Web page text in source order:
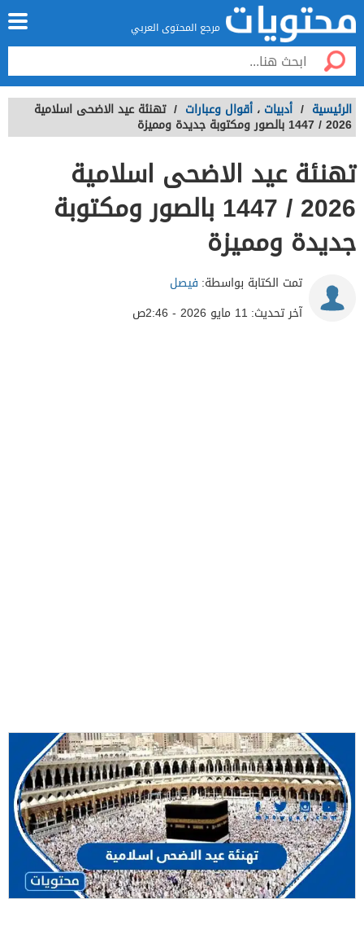
مرجع المحتوى العربي
الرئيسية / أدبيات ، أقوال وعبارات / تهنئة عيد الاضحى اسلامية
2026 / 1447 بالصور ومكتوبة جديدة ومميزة
تهنئة عيد الاضحى اسلامية
2026 / 1447 بالصور ومكتوبة
جديدة ومميزة
تمت الكتابة بواسطة: فيصل
آخر تحديث: 11 مايو 2026 - 2:46ص